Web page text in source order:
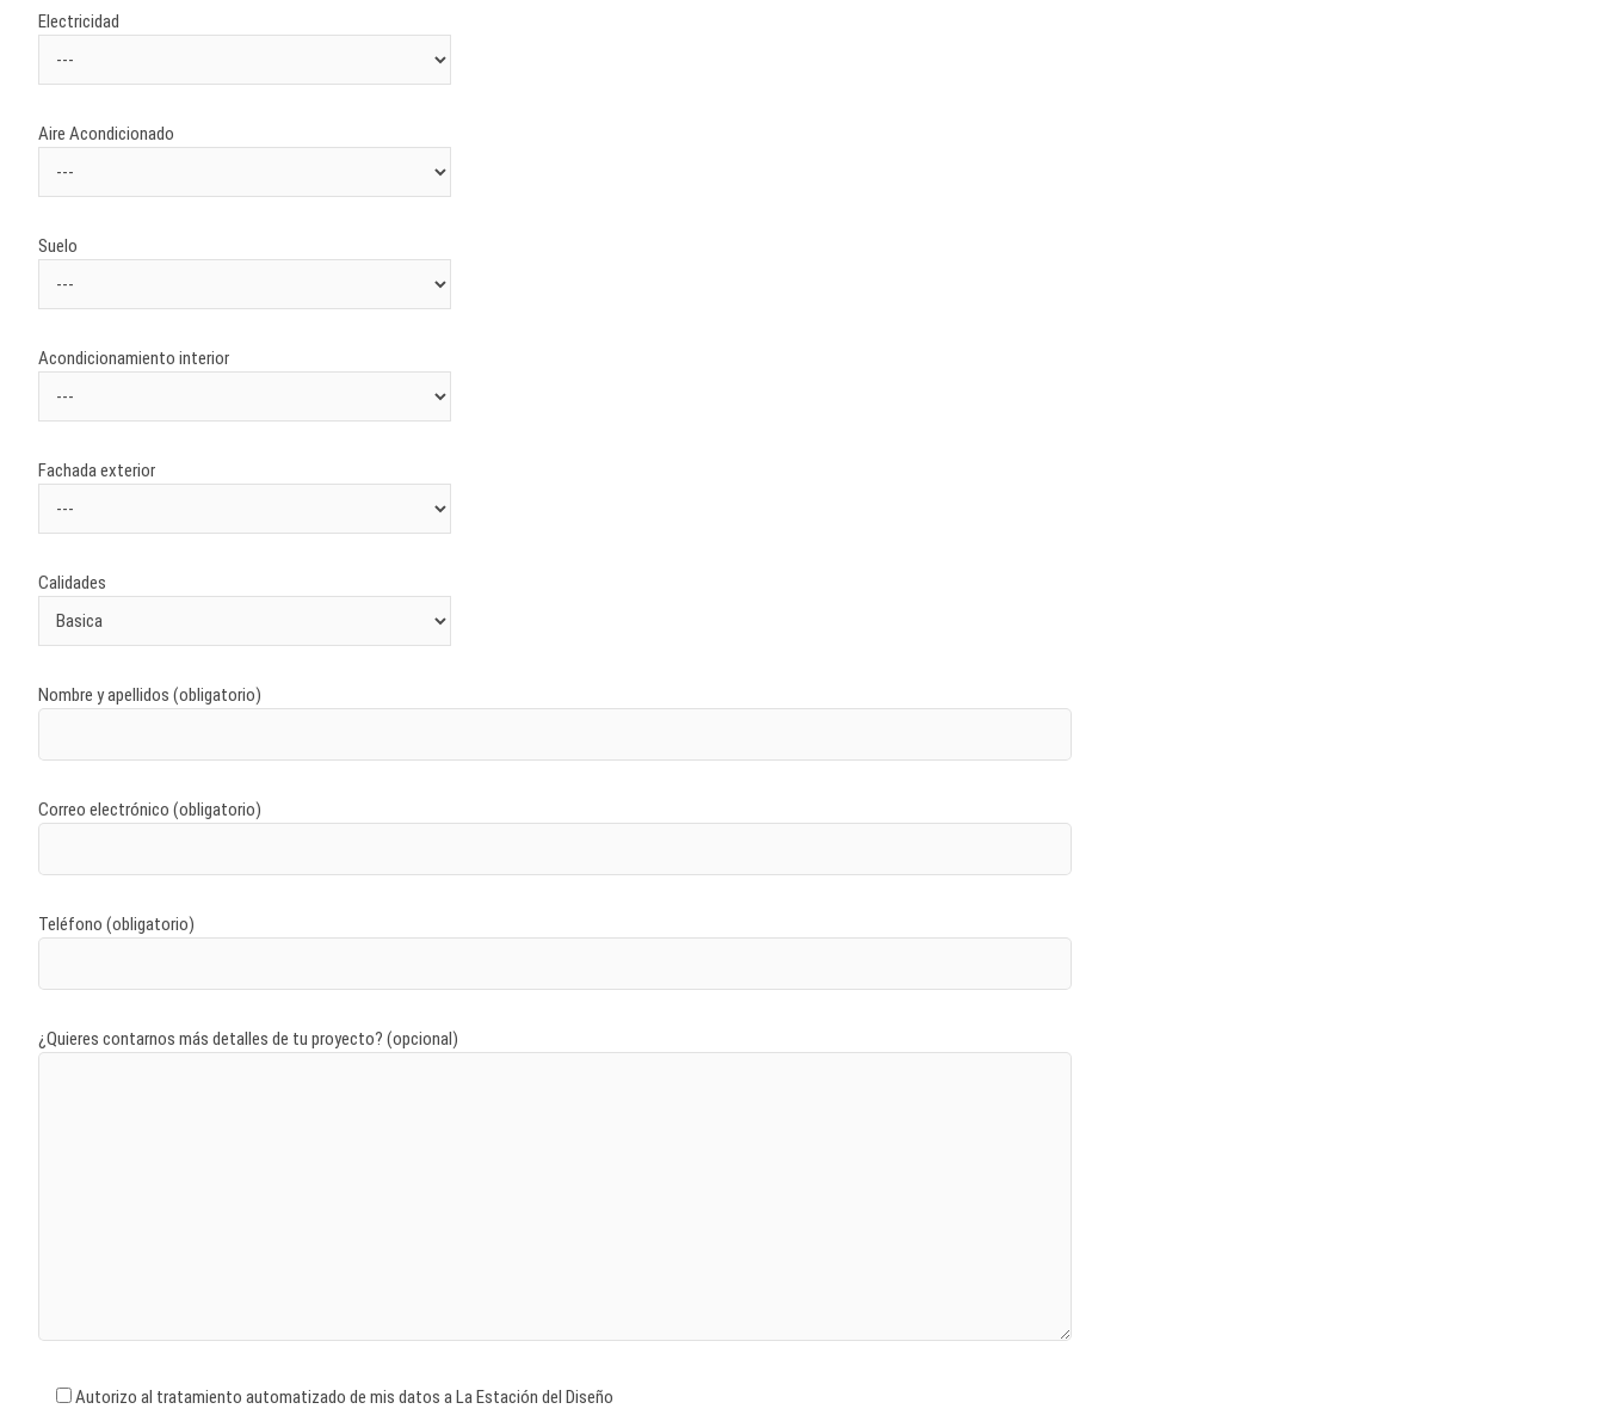
Electricidad
Aire Acondicionado
Suelo
Acondicionamiento interior
Fachada exterior
Calidades
Nombre y apellidos (obligatorio)
Correo electrónico (obligatorio)
Teléfono (obligatorio)
¿Quieres contarnos más detalles de tu proyecto? (opcional)
Autorizo al tratamiento automatizado de mis datos a La Estación del Diseño